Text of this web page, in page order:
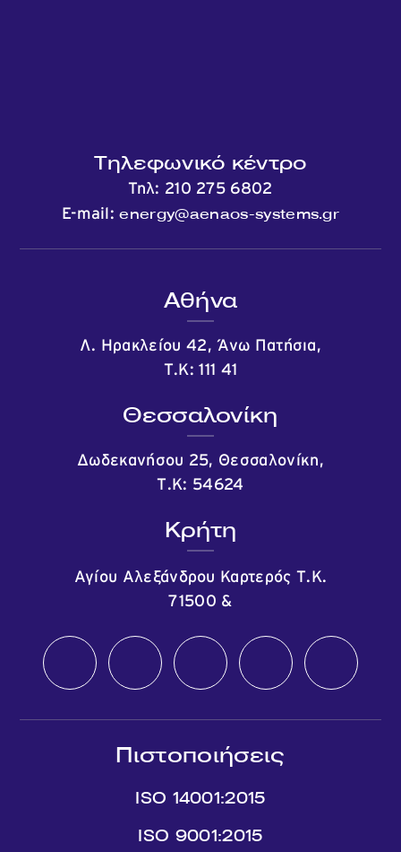
Τηλεφωνικό κέντρο
Τηλ: 210 275 6802
E-mail:energy@aenaos-systems.gr
Αθήνα
Λ. Ηρακλείου 42, Άνω Πατήσια,
Τ.Κ: 111 41
Θεσσαλονίκη
Δωδεκανήσου 25, Θεσσαλονίκη,
Τ.Κ: 54624
Κρήτη
Αγίου Αλεξάνδρου Καρτερός Τ.Κ.
71500 &
Πιστοποιήσεις
ISO 14001:2015
ISO 9001:2015